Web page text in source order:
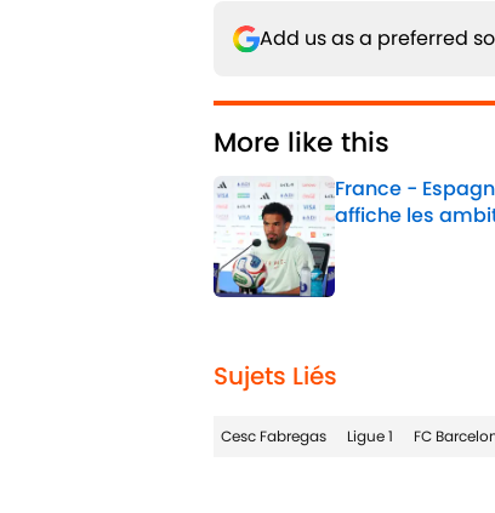
Add us as a preferred
More like this
France -
affiche les
Sujets Liés
Cesc Fabregas Ligue 1 FC